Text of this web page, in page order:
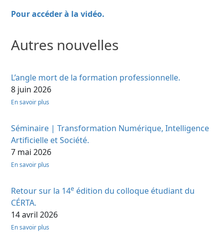
Pour accéder à la vidéo.
Autres nouvelles
L’angle mort de la formation professionnelle.
8 juin 2026
En savoir plus
Séminaire | Transformation Numérique, Intelligence
Artificielle et Société.
7 mai 2026
En savoir plus
Retour sur la 14e édition du colloque étudiant du
CÉRTA.
14 avril 2026
En savoir plus